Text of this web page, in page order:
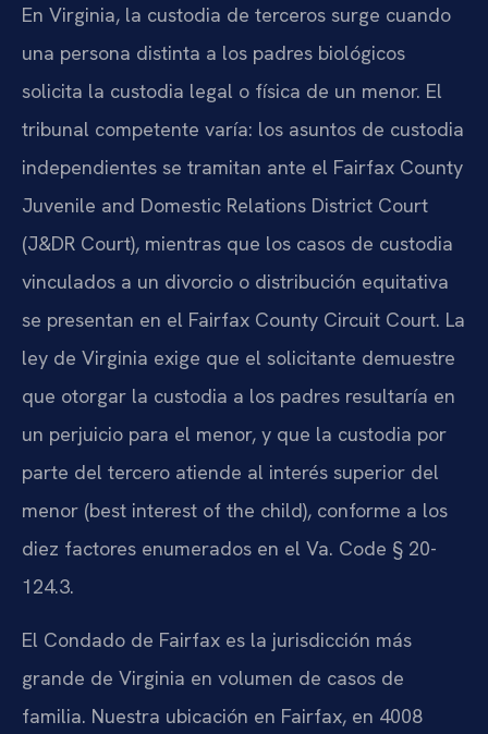
En Virginia, la custodia de terceros surge cuando
una persona distinta a los padres biológicos
solicita la custodia legal o física de un menor. El
tribunal competente varía: los asuntos de custodia
independientes se tramitan ante el Fairfax County
Juvenile and Domestic Relations District Court
(J&DR Court), mientras que los casos de custodia
vinculados a un divorcio o distribución equitativa
se presentan en el Fairfax County Circuit Court. La
ley de Virginia exige que el solicitante demuestre
que otorgar la custodia a los padres resultaría en
un perjuicio para el menor, y que la custodia por
parte del tercero atiende al interés superior del
menor (best interest of the child), conforme a los
diez factores enumerados en el Va. Code § 20-
124.3.
El Condado de Fairfax es la jurisdicción más
grande de Virginia en volumen de casos de
familia. Nuestra ubicación en Fairfax, en 4008